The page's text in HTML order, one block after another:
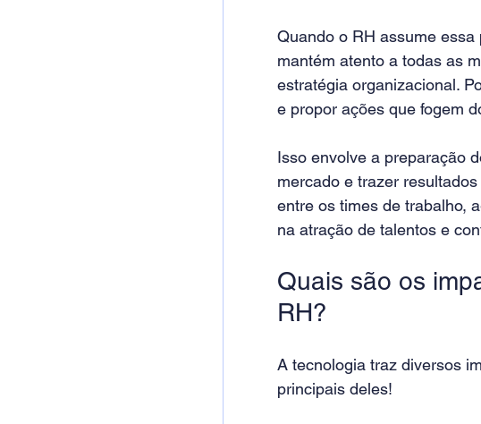
Quando o RH assume
mantém atento a todas as
estratégia organizacional.
e propor ações que fogem
Isso envolve a preparação
mercado e trazer
entre os times de trabalho,
na atração de talentos e
Quais são os
RH?
A tecnologia traz diversos
principais deles!